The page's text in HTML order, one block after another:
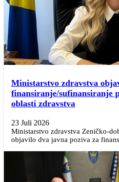
Ministarstvo zdravstva
finansiranje/sufinansiranje
oblasti zdravstva
23 Juli 2026
Ministarstvo zdravstva Zeničko-
objavilo dva javna poziva za